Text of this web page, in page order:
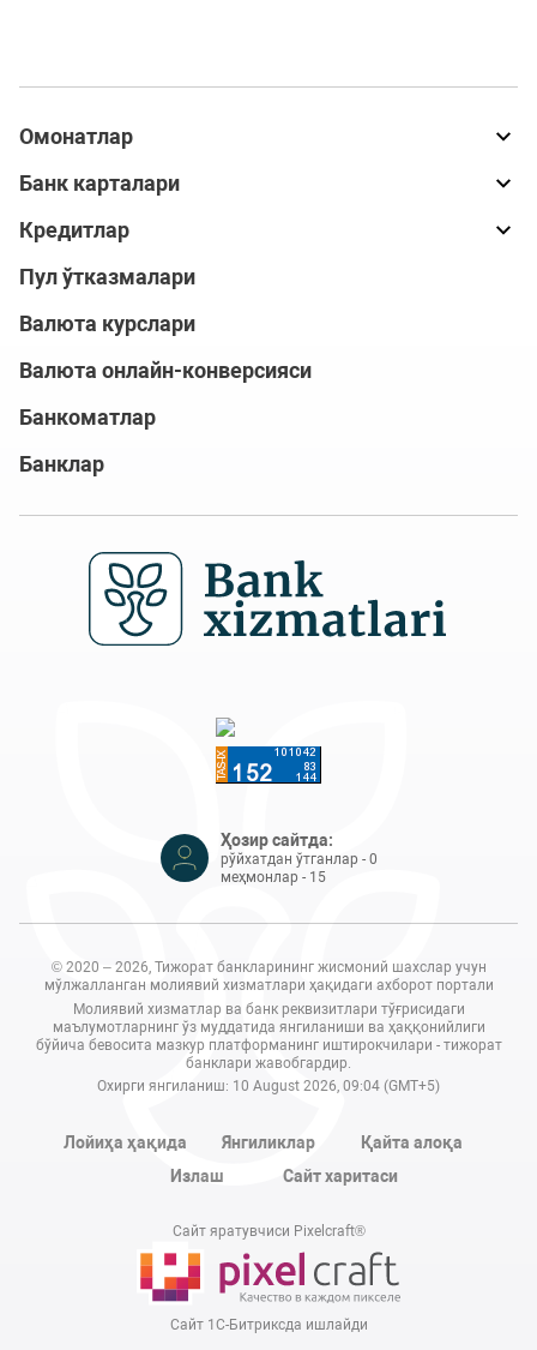
Омонатлар
Банк карталари
Кредитлар
Пул ўтказмалари
Валюта курслари
Валюта онлайн-конверсияси
Банкоматлар
Банклар
Ҳозир сайтда:
рўйхатдан ўтганлар - 0
меҳмонлар - 15
© 2020 – 2026, Тижорат банкларининг жисмоний шахслар учун
мўлжалланган молиявий хизматлари ҳақидаги ахборот портали
Молиявий хизматлар ва банк реквизитлари тўғрисидаги
маълумотларнинг ўз муддатида янгиланиши ва ҳаққонийлиги
бўйича бевосита мазкур платформанинг иштирокчилари - тижорат
банклари жавобгардир.
Охирги янгиланиш: 10 August 2026, 09:04 (GMT+5)
Лойиҳа ҳақида Янгиликлар
Қайта алоқа
Излаш
Сайт харитаси
Сайт яратувчиси Pixelcraft®
Сайт 1C-Битриксда ишлайди